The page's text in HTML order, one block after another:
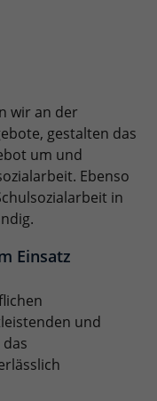
wir an der
gestalten das
um und
Ebenso
in
Einsatz
und